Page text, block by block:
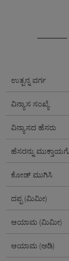
ಉತ್ಪನ್ನ ವರ್ಗ
ವಿನ್ಯಾಸ ಸಂಖ್ಯೆ
ವಿನ್ಯಾಸದ ಹೆಸರು
ಹೆಸರನ್ನು
ಕೋಡ್ ಮುಗಿಸಿ
ದಪ್ಪ (ಮಿಮೀ)
ಆಯಾಮ (ಮಿಮೀ)
ಆಯಾಮ (ಅಡಿ)